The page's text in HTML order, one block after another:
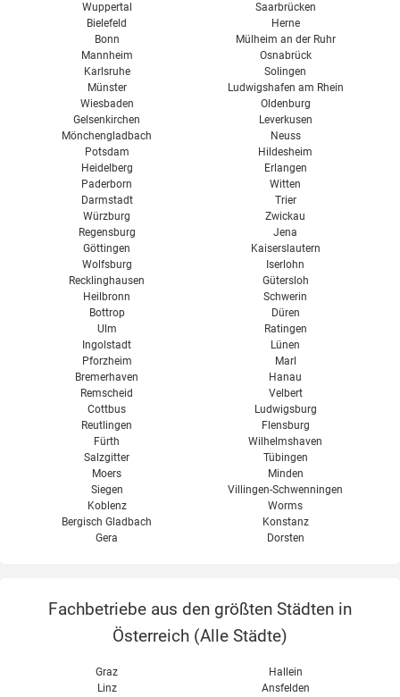
Wuppertal
Bielefeld
Bonn
Mannheim
Karlsruhe
Münster
Wiesbaden
Gelsenkirchen
Mönchengladbach
Saarbrücken
Herne
Mülheim an der Ruhr
Osnabrück
Solingen
Ludwigshafen am Rhein
Oldenburg
Leverkusen
Neuss
Potsdam
Heidelberg
Paderborn
Darmstadt
Würzburg
Regensburg
Göttingen
Wolfsburg
Recklinghausen
Heilbronn
Bottrop
Ulm
Ingolstadt
Pforzheim
Bremerhaven
Remscheid
Cottbus
Reutlingen
Fürth
Salzgitter
Moers
Siegen
Koblenz
Bergisch Gladbach
Gera
Hildesheim
Erlangen
Witten
Trier
Zwickau
Jena
Kaiserslautern
Iserlohn
Gütersloh
Schwerin
Düren
Ratingen
Lünen
Marl
Hanau
Velbert
Ludwigsburg
Flensburg
Wilhelmshaven
Tübingen
Minden
Villingen-Schwenningen
Worms
Konstanz
Dorsten
Fachbetriebe aus den größten Städten in
Österreich (Alle Städte)
Graz
Linz
Hallein
Ansfelden